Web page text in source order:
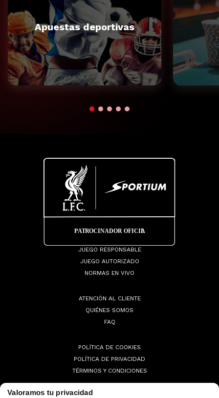
Valoramos tu privacidad
Apuestas deportivas
JUEGO RESPONSABLE
JUEGO AUTORIZADO
NORMAS EN VIVO
ATENCIÓN AL CLIENTE
QUIÉNES SOMOS
FAQ
POLÍTICA DE COOKIES
POLÍTICA DE PRIVACIDAD
TÉRMINOS Y CONDICIONES